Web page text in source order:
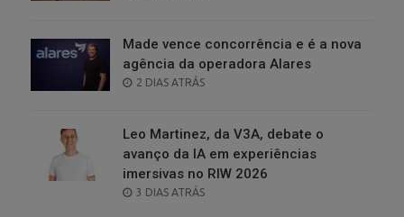
Made vence concorrência e é a nova
agência da operadora Alares
POSTED
2 DIAS ATRÁS
Leo Martinez, da V3A, debate o
avanço da IA em experiências
imersivas no RIW 2026
POSTED
3 DIAS ATRÁS